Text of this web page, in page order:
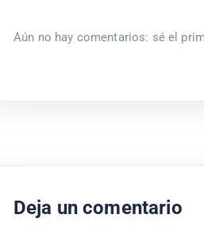
Aún no hay comentarios: sé el
Deja un comentario